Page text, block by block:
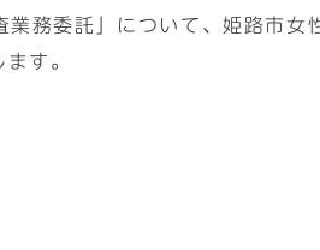
務委託」について、姫路市女
す。